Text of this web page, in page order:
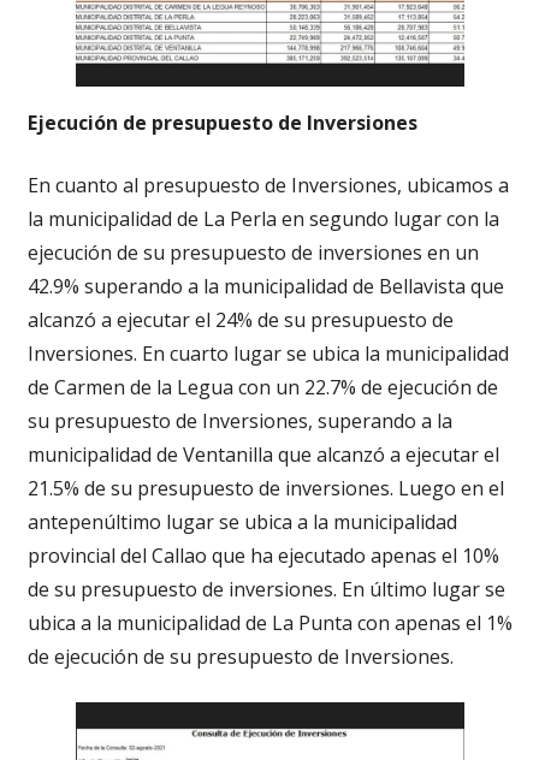
Ejecución de presupuesto de Inversiones
En cuanto al presupuesto de Inversiones, ubicamos a
la municipalidad de La Perla en segundo lugar con la
ejecución de su presupuesto de inversiones en un
42.9% superando a la municipalidad de Bellavista que
alcanzó a ejecutar el 24% de su presupuesto de
Inversiones. En cuarto lugar se ubica la municipalidad
de Carmen de la Legua con un 22.7% de ejecución de
su presupuesto de Inversiones, superando a la
municipalidad de Ventanilla que alcanzó a ejecutar el
21.5% de su presupuesto de inversiones. Luego en el
antepenúltimo lugar se ubica a la municipalidad
provincial del Callao que ha ejecutado apenas el 10%
de su presupuesto de inversiones. En último lugar se
ubica a la municipalidad de La Punta con apenas el 1%
de ejecución de su presupuesto de Inversiones.